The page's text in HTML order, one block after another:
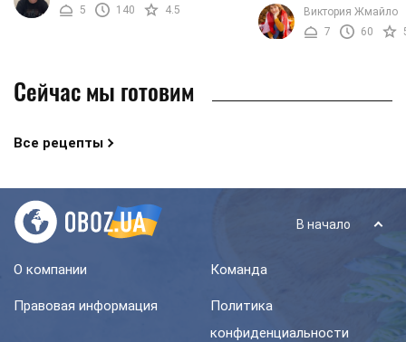
мягкой и ароматной. Кроме ...
5
140 4.5
тушеную свинину с
Блюдо абсолютно ...
Виктория Жмайло
7
60
Сейчас мы готовим
Все рецепты
В начало
О компании Команда
Правовая информация
Политика
конфиденциальности